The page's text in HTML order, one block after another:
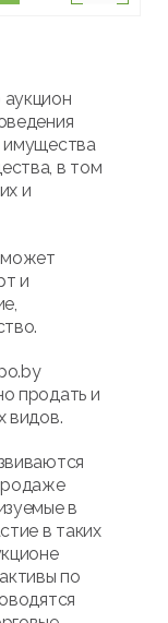
имущества
в том
и
может
и
продать и
видов.
в
в таких
по